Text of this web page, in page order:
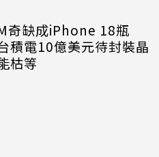
奇缺成iPhone 18瓶
積電10億美元待封裝晶
枯等